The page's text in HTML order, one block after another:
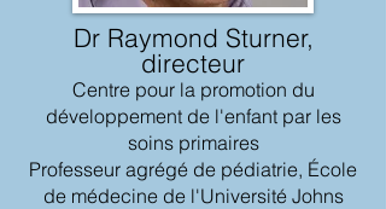
Dr Raymond Sturner,
directeur
Centre pour la promotion du
développement de l'enfant par les
soins primaires
Professeur agrégé de pédiatrie, École
de médecine de l'Université Johns